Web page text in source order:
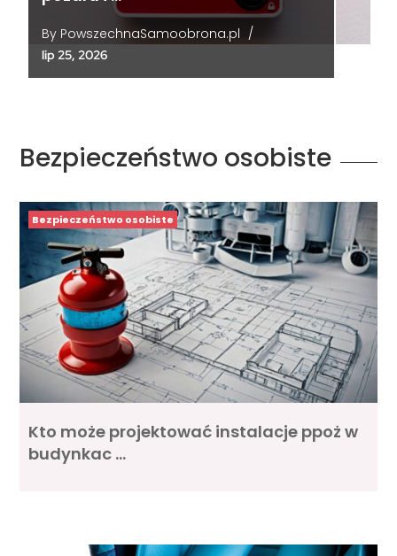
By PowszechnaSamoobrona.pl /
lip 25, 2026
Bezpieczeństwo osobiste
Bezpieczeństwo osobiste
Kto może projektować instalacje ppoż w
budynkac …